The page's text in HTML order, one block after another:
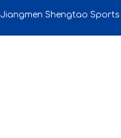
Jiangmen Shengtao